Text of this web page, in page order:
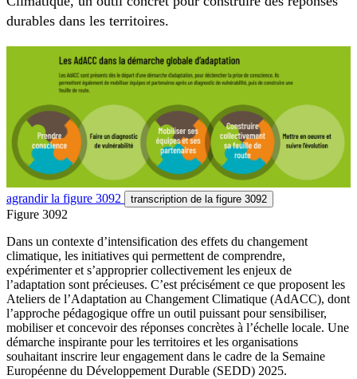
durables dans les territoires.
agrandirla figure 3092 transcription de la figure 3092
Figure 3092
Dans un contexte d’intensification des effets du changement
climatique, les initiatives qui permettent de comprendre,
expérimenter et s’approprier collectivement les enjeux de
l’adaptation sont précieuses. C’est précisément ce que proposent les
Ateliers de l’Adaptation au Changement Climatique (AdACC), dont
l’approche pédagogique offre un outil puissant pour sensibiliser,
mobiliser et concevoir des réponses concrètes à l’échelle locale. Une
démarche inspirante pour les territoires et les organisations
souhaitant inscrire leur engagement dans le cadre de la Semaine
Européenne du Développement Durable (SEDD) 2025.